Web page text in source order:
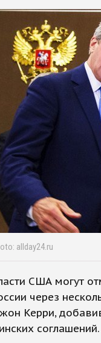
allday24.ru
США могут
через
Керри,
соглашений.